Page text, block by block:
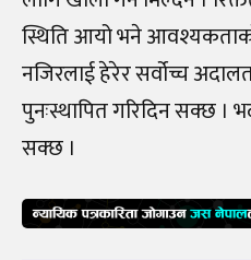
स्थिति आयो भने
नजिरलाई हेरेर सर्वोच्च
पुनःस्थापित गरिदिन सक्छ ।
सक्छ ।